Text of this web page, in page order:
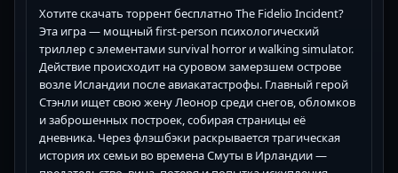
Хотите скачать торрент бесплатно The Fidelio Incident?
Эта игра — мощный first-person психологический
триллер с элементами survival horror и walking simulator.
Действие происходит на суровом замерзшем острове
возле Исландии после авиакатастрофы. Главный герой
Стэнли ищет свою жену Леонор среди снегов, обломков
и заброшенных построек, собирая страницы её
дневника. Через флэшбэки раскрывается трагическая
история их семьи во времена Смуты в Ирландии —